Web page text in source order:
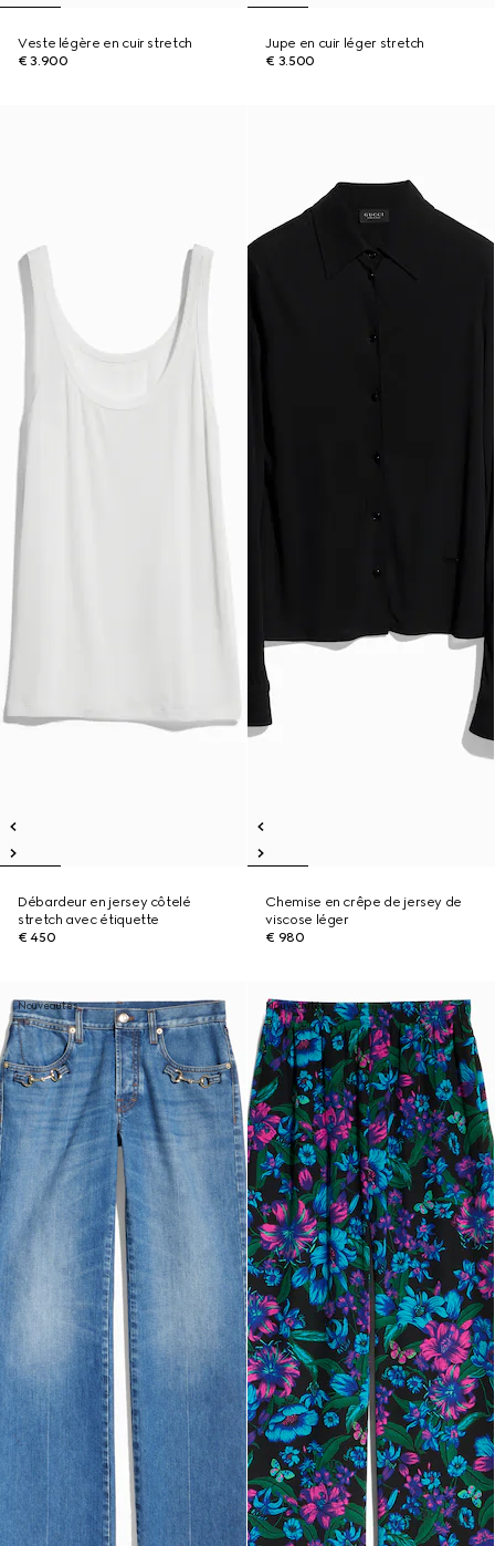
Veste légère en cuir stretch
€ 3.900
Jupe en cuir léger stretch
€ 3.500
Débardeur en jersey côtelé
stretch avec étiquette
€ 450
Chemise en crêpe de jersey de
viscose léger
€ 980
Nouveautés Nouveautés